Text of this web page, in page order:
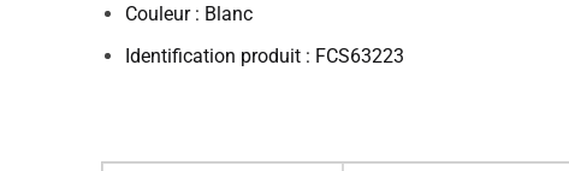
Couleur : Blanc
Identification produit : FCS63223